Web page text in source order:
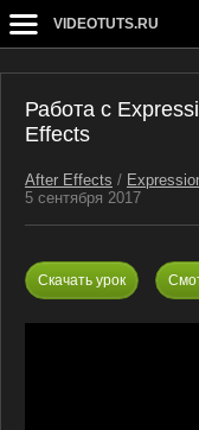
VIDEOTUTS.RU
Работа с
Effects
After Effects /
5 сентября 2017
Скачать урок